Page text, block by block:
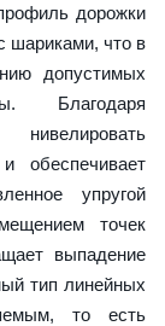
дорожки
шариками, что в
допустимых
Благодаря
обеспечивает
упругой
точек
выпадение
тип линейных
то есть